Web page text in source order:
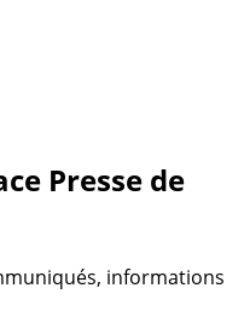
Presse de
informations